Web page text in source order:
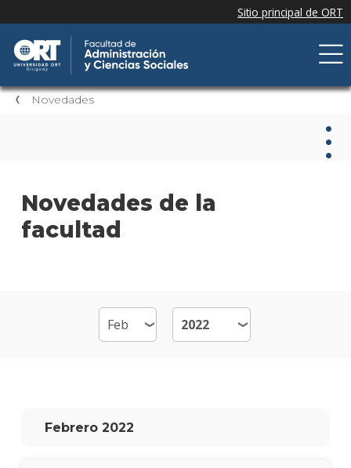
Novedades
Novedades de la
facultad
Febrero 2022